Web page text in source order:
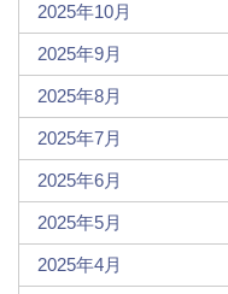
2025年10月
2025年9月
2025年8月
2025年7月
2025年6月
2025年5月
2025年4月